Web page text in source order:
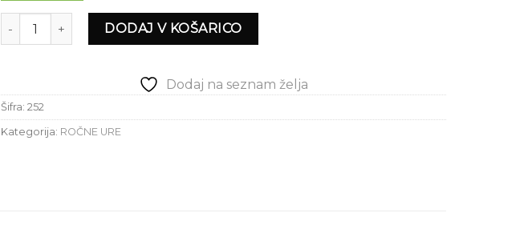
ROČNA URA CALVIN KLEIN CK K7E23B46 količina
DODAJ V KOŠARICO
Dodaj na seznam želja
Šifra: 252
Kategorija: ROČNE URE